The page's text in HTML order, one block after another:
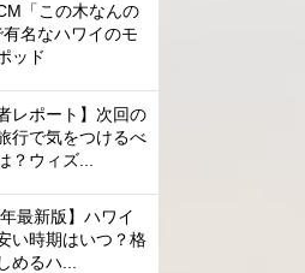
「この木なんの
有名なハワイのモ
ッド
レポート】次回の
行で気をつけるべ
？ウィズ...
年最新版】ハワイ
い時期はいつ？格
めるハ...